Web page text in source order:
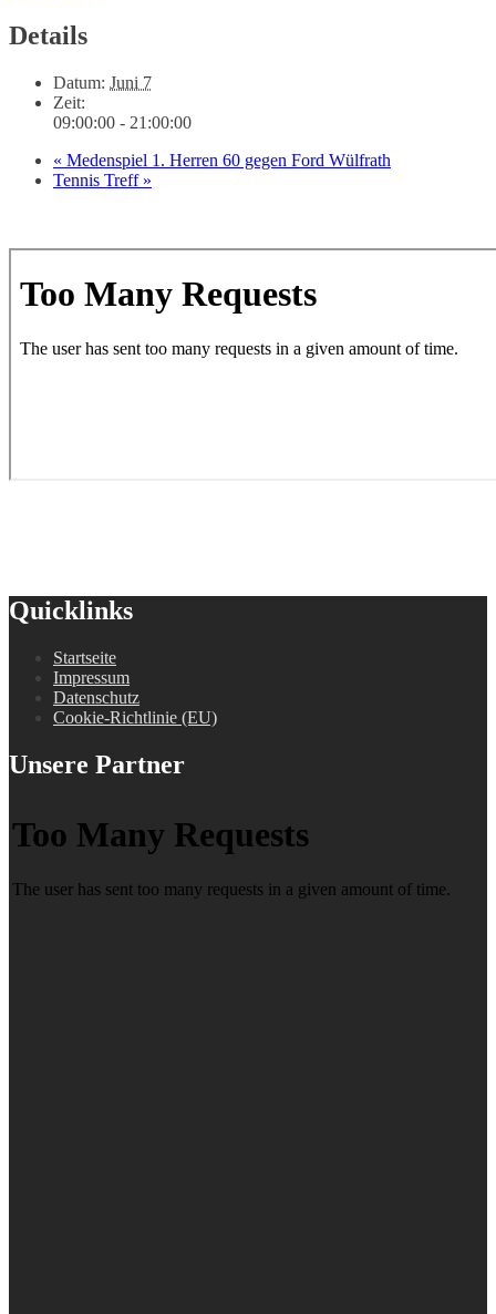
Details
Datum: Juni 7
Zeit:
09:00:00 - 21:00:00
« Medenspiel 1. Herren 60 gegen Ford Wülfrath
Tennis Treff »
Quicklinks
Startseite
Impressum
Datenschutz
Cookie-Richtlinie (EU)
Unsere Partner